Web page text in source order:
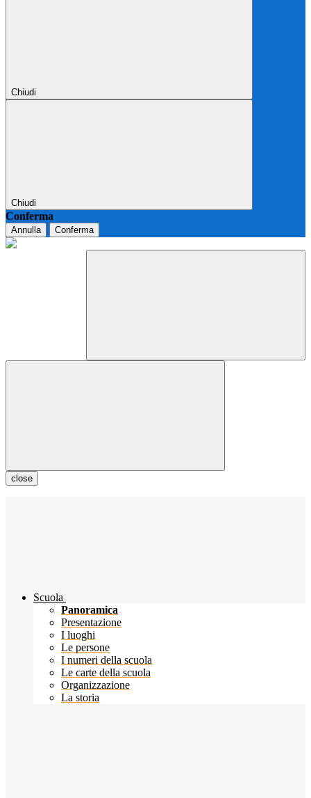
Chiudi
Chiudi
Conferma
Annulla Conferma
close
Scuola
Panoramica
Presentazione
I luoghi
Le persone
I numeri della scuola
Le carte della scuola
Organizzazione
La storia